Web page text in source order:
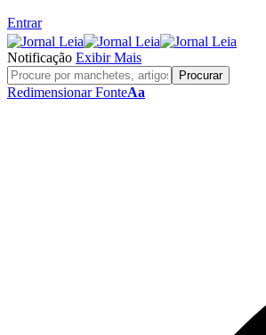
Entrar
Notificação Exibir Mais
Redimensionar FonteAa